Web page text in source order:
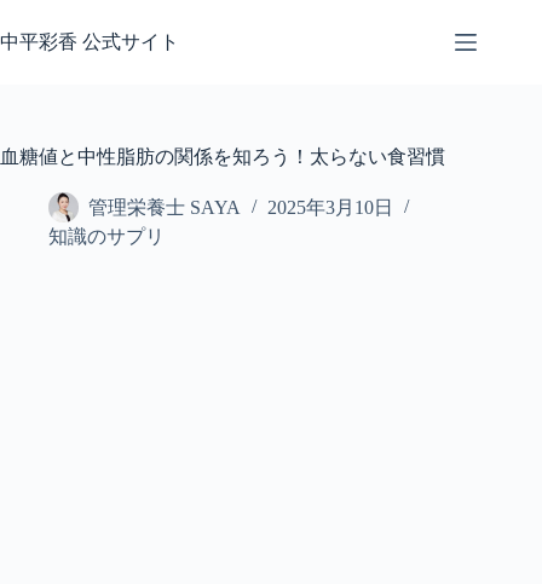
ン
ス
中平彩香 公式サイト
血糖値と中性脂肪の関係を知ろう！太らない食習慣
管理栄養士 SAYA
2025年3月10日
知識のサプリ